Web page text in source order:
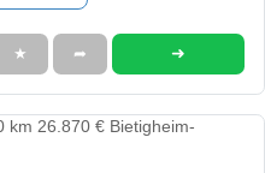
★ ➦ ➜